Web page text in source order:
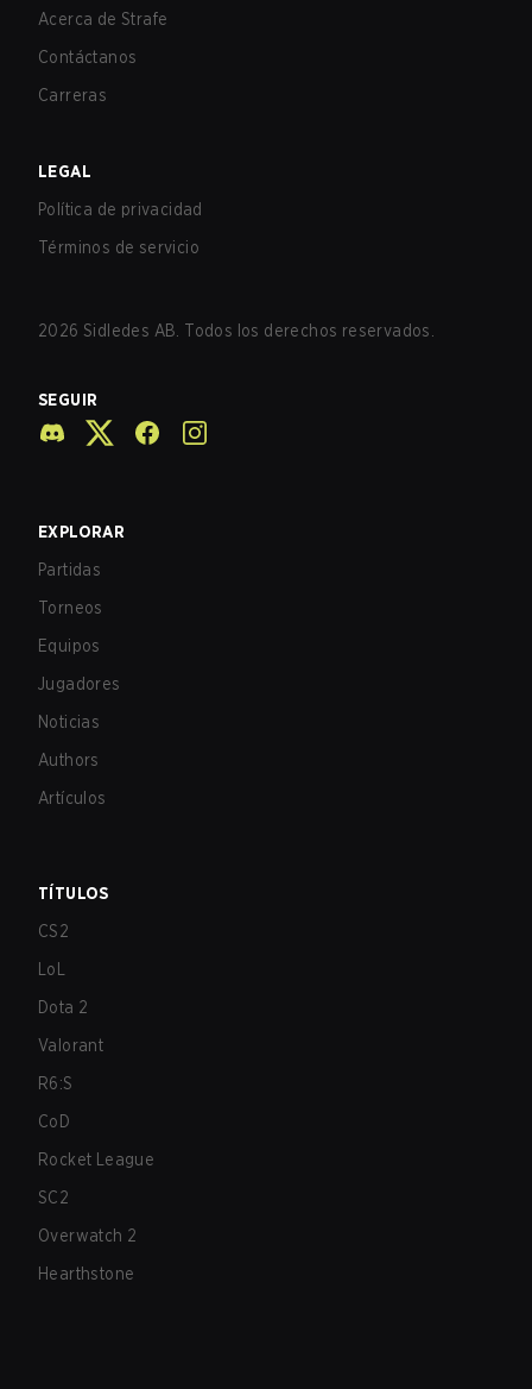
Acerca de Strafe
Contáctanos
Carreras
LEGAL
Política de privacidad
Términos de servicio
2026 Sidledes AB. Todos los derechos reservados.
SEGUIR
EXPLORAR
Partidas
Torneos
Equipos
Jugadores
Noticias
Authors
Artículos
TÍTULOS
CS2
LoL
Dota 2
Valorant
R6:S
CoD
Rocket League
SC2
Overwatch 2
Hearthstone